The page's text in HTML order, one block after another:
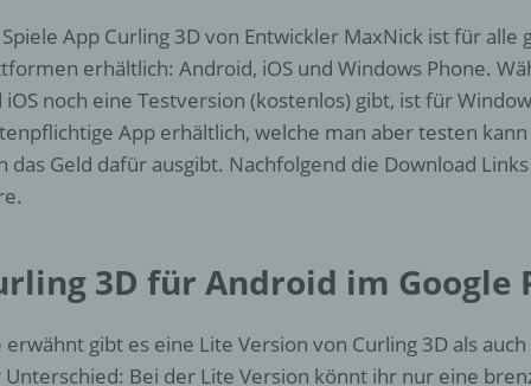
App Curling 3D von Entwickler MaxNick ist für alle
erhältlich: Android, iOS und Windows Phone.
iOS noch eine Testversion (kostenlos) gibt, ist für
App erhältlich, welche man aber testen
das Geld dafür ausgibt. Nachfolgend die Download
3D für Android im Google
erwähnt gibt es eine Lite Version von Curling 3D als
Unterschied: Bei der Lite Version könnt ihr nur eine
e) Profiling
Profiling ist jede Art der automatisierten Verarbeitung
personenbezogener Daten, die darin besteht, dass diese
personenbezogenen Daten verwendet werden, um bestimmte
persönliche Aspekte, die sich auf eine natürliche Person
zu bewerten, insbesondere, um Aspekte bezüglich
natürlichen Person zu analysieren oder vorherzusagen.
f) Pseudonymisierung